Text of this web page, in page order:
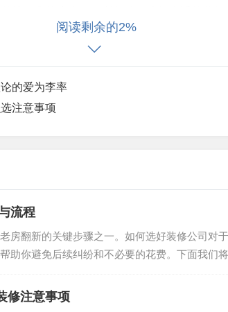
您需要了解更多信息，请咨询我们的专业人
阅读剩余的2%
的爱为李率
注意事项
流程
房翻新的关键步骤之一。如何选好装修公司对
助你避免后续纠纷和不必要的花费。下面我们
修注意事项